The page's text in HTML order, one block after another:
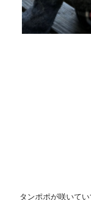
タンポポが咲いて